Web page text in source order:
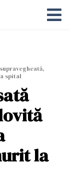
spital
la